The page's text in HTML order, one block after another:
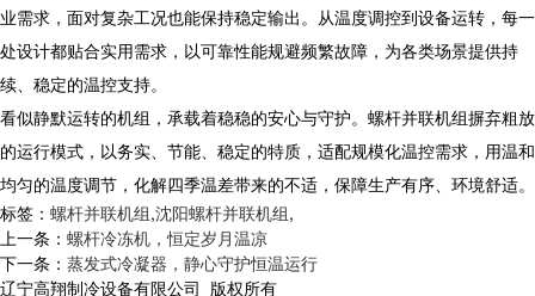
业需求，面对复杂工况也能保持稳定输出。从温度调控到设备运转，每一
处设计都贴合实用需求，以可靠性能规避频繁故障，为各类场景提供持
续、稳定的温控支持。
看似静默运转的机组，承载着稳稳的安心与守护。螺杆并联机组摒弃粗放
的运行模式，以务实、节能、稳定的特质，适配规模化温控需求，用温和
均匀的温度调节，化解四季温差带来的不适，保障生产有序、环境舒适。
标签： 螺杆并联机组,沈阳螺杆并联机组,
上一条： 螺杆冷冻机，恒定岁月温凉
下一条： 蒸发式冷凝器，静心守护恒温运行
辽宁高翔制冷设备有限公司 版权所有